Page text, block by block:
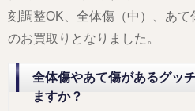
刻調整OK、全体傷（中）、あて
のお買取りとなりました。
全体傷やあて傷があるグッ
ますか？